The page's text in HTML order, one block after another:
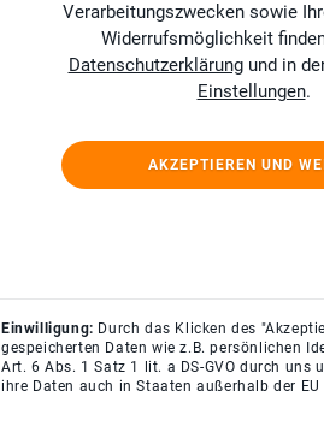
Verarbeitungszwecken sowie
Widerrufsmöglichkeit
Datenschutzerklärungund in
Einstellungen.
AKZEPTIEREN UND
Einwilligung: Durch das Klicken des
gespeicherten Daten wie z.B. persönlichen
Art. 6 Abs. 1 Satz 1 lit. a DS-GVO durch uns
ihre Daten auch in Staaten außerhalb der